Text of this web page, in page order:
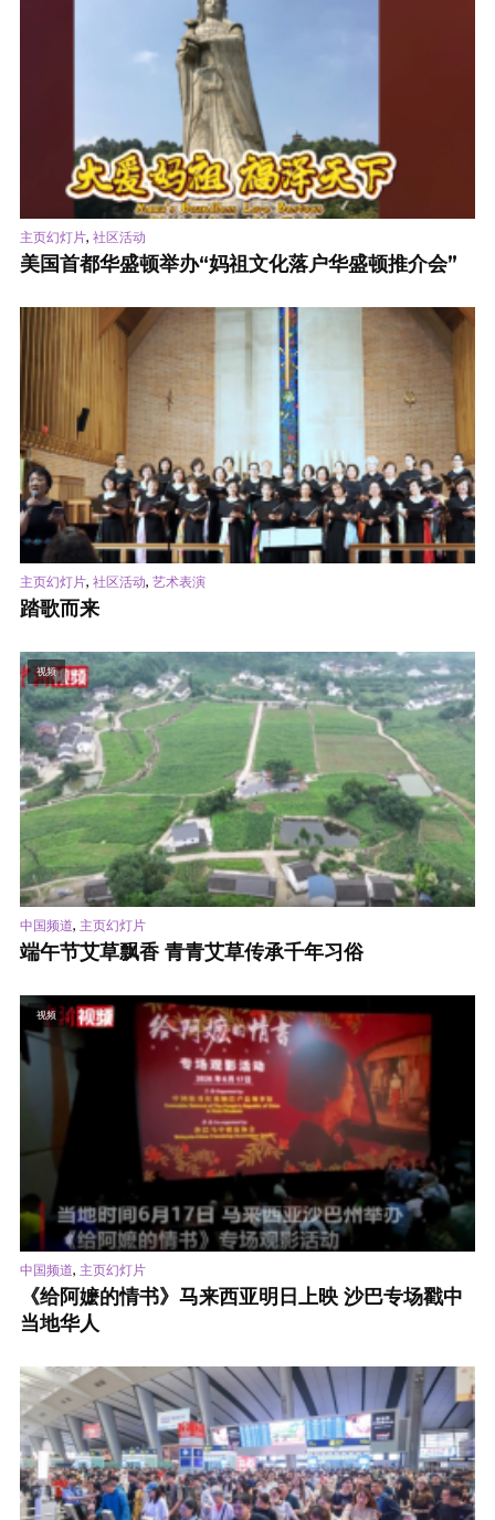
主页幻灯片, 社区活动
美国首都华盛顿举办“妈祖文化落户华盛顿推介会”
主页幻灯片, 社区活动, 艺术表演
踏歌而来
视频
中国频道, 主页幻灯片
端午节艾草飘香 青青艾草传承千年习俗
视频
中国频道, 主页幻灯片
《给阿嬷的情书》马来西亚明日上映 沙巴专场戳中
当地华人